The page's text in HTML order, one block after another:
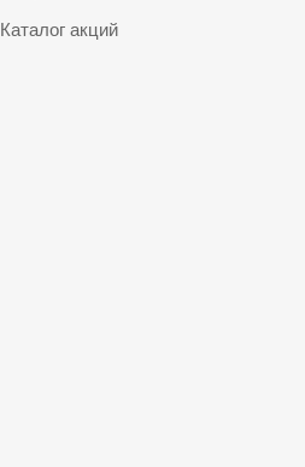
Каталог акций